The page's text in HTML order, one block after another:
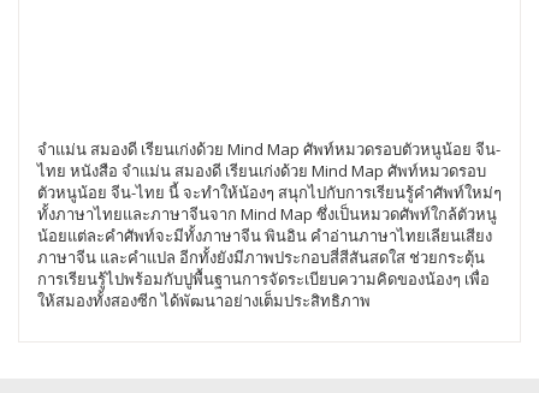
จำแม่น สมองดี เรียนเก่งด้วย Mind Map ศัพท์หมวดรอบตัวหนูน้อย จีน-
ไทย หนังสือ จำแม่น สมองดี เรียนเก่งด้วย Mind Map ศัพท์หมวดรอบ
ตัวหนูน้อย จีน-ไทย นี้ จะทำให้น้องๆ สนุกไปกับการเรียนรู้คำศัพท์ใหม่ๆ
ทั้งภาษาไทยและภาษาจีนจาก Mind Map ซึ่งเป็นหมวดศัพท์ใกล้ตัวหนู
น้อยแต่ละคำศัพท์จะมีทั้งภาษาจีน พินอิน คำอ่านภาษาไทยเลียนเสียง
ภาษาจีน และคำแปล อีกทั้งยังมีภาพประกอบสี่สีสันสดใส ช่วยกระตุ้น
การเรียนรู้ไปพร้อมกับปูพื้นฐานการจัดระเบียบความคิดของน้องๆ เพื่อ
ให้สมองทั้งสองซีก ได้พัฒนาอย่างเต็มประสิทธิภาพ